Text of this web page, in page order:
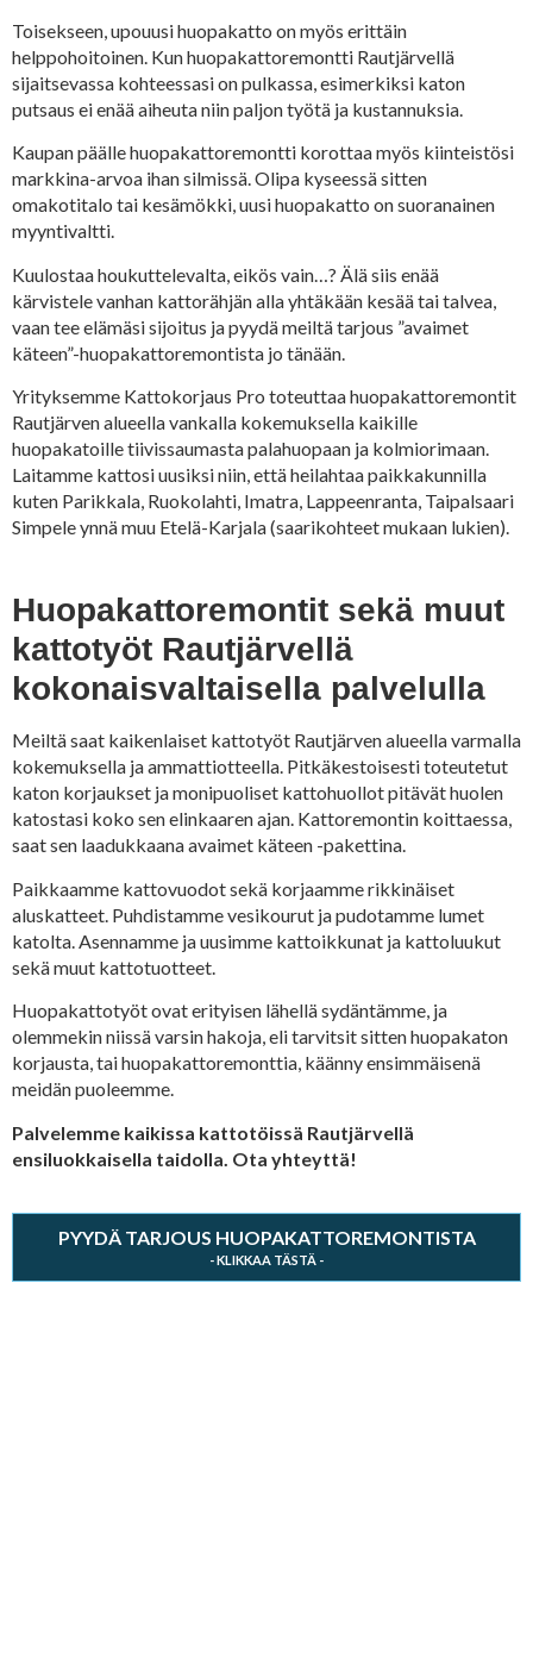
Toisekseen, upouusi huopakatto on myös erittäin
helppohoitoinen. Kun huopakattoremontti Rautjärvellä
sijaitsevassa kohteessasi on pulkassa, esimerkiksi katon
putsaus ei enää aiheuta niin paljon työtä ja kustannuksia.
Kaupan päälle huopakattoremontti korottaa myös kiinteistösi
markkina-arvoa ihan silmissä. Olipa kyseessä sitten
omakotitalo tai kesämökki, uusi huopakatto on suoranainen
myyntivaltti.
Kuulostaa houkuttelevalta, eikös vain…? Älä siis enää
kärvistele vanhan kattorähjän alla yhtäkään kesää tai talvea,
vaan tee elämäsi sijoitus ja pyydä meiltä tarjous ”avaimet
käteen”-huopakattoremontista jo tänään.
Yrityksemme Kattokorjaus Pro toteuttaa huopakattoremontit
Rautjärven alueella vankalla kokemuksella kaikille
huopakatoille tiivissaumasta palahuopaan ja kolmiorimaan.
Laitamme kattosi uusiksi niin, että heilahtaa paikkakunnilla
kuten Parikkala, Ruokolahti, Imatra, Lappeenranta, Taipalsaari
Simpele ynnä muu Etelä-Karjala (saarikohteet mukaan lukien).
Huopakattoremontit sekä muut
kattotyöt Rautjärvellä
kokonaisvaltaisella palvelulla
Meiltä saat kaikenlaiset kattotyöt Rautjärven alueella varmalla
kokemuksella ja ammattiotteella. Pitkäkestoisesti toteutetut
katon korjaukset ja monipuoliset kattohuollot pitävät huolen
katostasi koko sen elinkaaren ajan. Kattoremontin koittaessa,
saat sen laadukkaana avaimet käteen -pakettina.
Paikkaamme kattovuodot sekä korjaamme rikkinäiset
aluskatteet. Puhdistamme vesikourut ja pudotamme lumet
katolta. Asennamme ja uusimme kattoikkunat ja kattoluukut
sekä muut kattotuotteet.
Huopakattotyöt ovat erityisen lähellä sydäntämme, ja
olemmekin niissä varsin hakoja, eli tarvitsit sitten huopakaton
korjausta, tai huopakattoremonttia, käänny ensimmäisenä
meidän puoleemme.
Palvelemme kaikissa kattotöissä Rautjärvellä
ensiluokkaisella taidolla. Ota yhteyttä!
PYYDÄ TARJOUS HUOPAKATTOREMONTISTA